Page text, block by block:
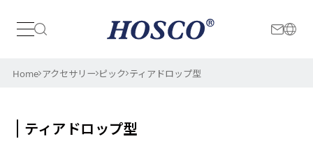
日本
Home アクセサリー ピック ティアドロップ型
ティアドロップ型